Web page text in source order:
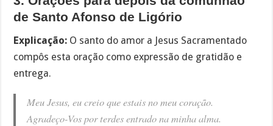
de Santo Afonso de Ligório
Explicação: O santo do amor a Jesus Sacramentado
compôs esta oração como expressão de gratidão e
entrega.
Meu Jesus, eu creio que estais no meu coração.
Agradeço-Vos por terdes entrado na minha alma.